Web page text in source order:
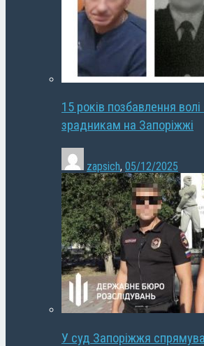
15 років позбавлення
зрадникам на Запоріжжі
zapsich, 05/12/2025
У суд Запоріжжя